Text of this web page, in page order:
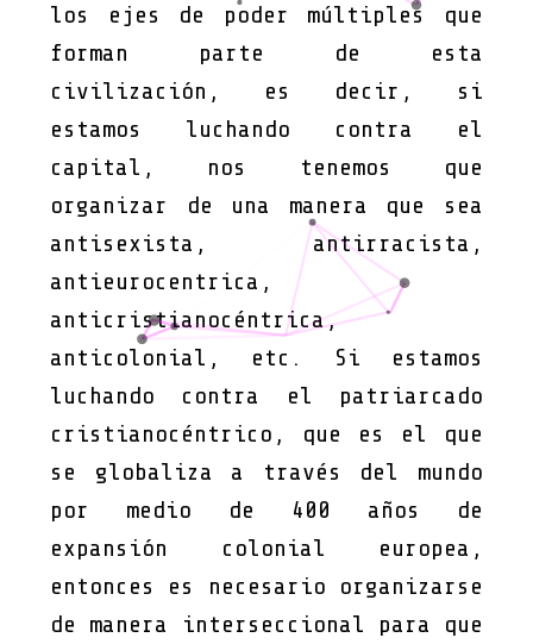
los ejes de poder múltiples que
forman parte de esta
civilización, es decir, si
estamos luchando contra el
capital, nos tenemos que
organizar de una manera que sea
antisexista, antirracista,
antieurocentrica,
anticristianocéntrica,
anticolonial, etc. Si estamos
luchando contra el patriarcado
cristianocéntrico, que es el que
se globaliza a través del mundo
por medio de 400 años de
expansión colonial europea,
entonces es necesario organizarse
de manera interseccional para que